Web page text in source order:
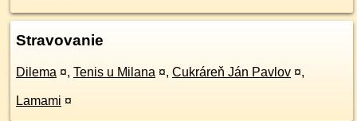
Stravovanie
Dilema ¤, Tenis u Milana ¤, Cukráreň Ján Pavlov ¤,
Lamami ¤